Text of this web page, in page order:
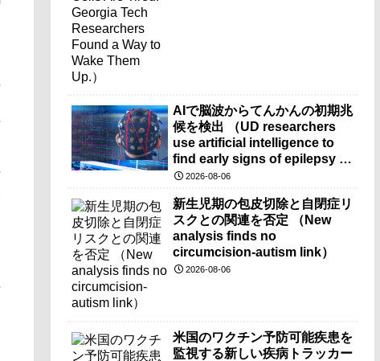
AIで脳波からてんかんの初期兆
候を検出 （UD researchers
use artificial intelligence to
find early signs of epilepsy in
brain-wave recordings）
2026-08-06
新生児期の包皮切除と自閉症リ
スクとの関連を否定 （New
analysis finds no
circumcision-autism link）
2026-08-06
米国のワクチン予防可能疾患を
監視する新しい疾病トラッカー